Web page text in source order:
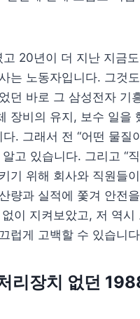
고 20년이 더 지난 지금
는 노동자입니다. 그것
던 바로 그 삼성전자 기
장비의 유지, 보수 일을
. 그래서 전 “어떤 물질
알고 있습니다. 그리고 “
기 위해 회사와 직원들
량과 실적에 쫓겨 안전
이 지켜보았고, 저 역시
럽게 고백할 수 있습니
리장치 없던